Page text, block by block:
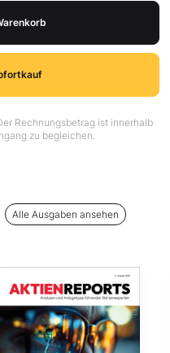
Rechnungsbetrag ist innerhalb
zu begleichen.
Alle Ausgaben ansehen